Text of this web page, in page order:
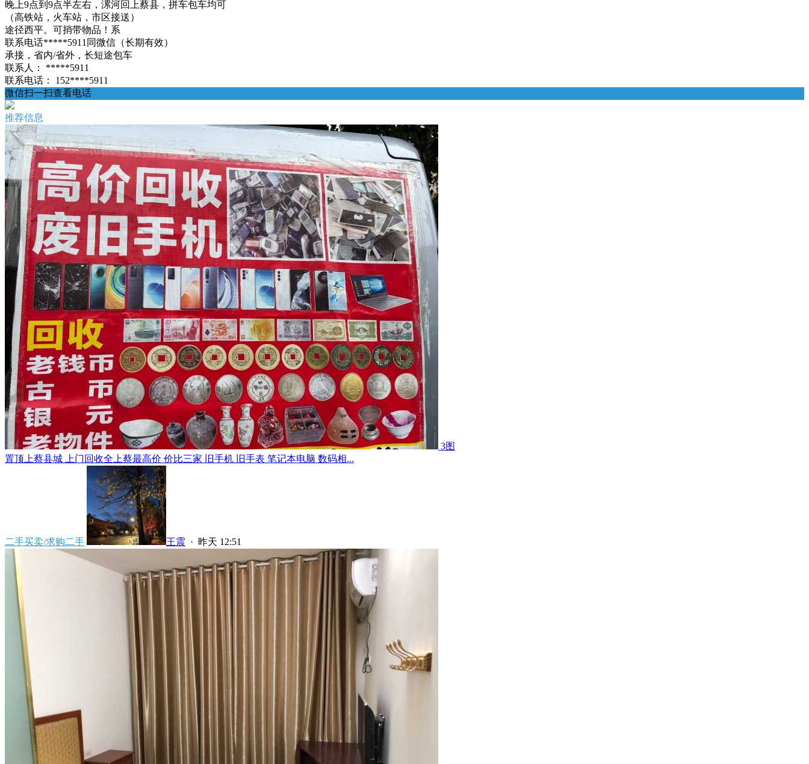
晚上9点到9点半左右，漯河回上蔡县，拼车包车均可
（高铁站，火车站，市区接送）
途径西平。可捎带物品！系
联系电话*****5911同微信（长期有效）
承接，省内/省外，长短途包车
联系人：
*****5911
联系电话：
152****5911
微信扫一扫查看电话
推荐信息
3图
置顶 上蔡县城 上门回收全上蔡最高价 价比三家 旧手机 旧手表 笔记本电脑 数码相...
二手买卖/求购二手 王震 · 昨天 12:51